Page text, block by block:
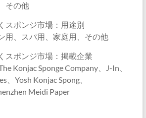
その他
スポンジ市場：用途別
用、スパ用、家庭用、その他
スポンジ市場：掲載企業
Konjac Sponge Company、J-In、
、Yosh Konjac Spong、
Meidi Paper